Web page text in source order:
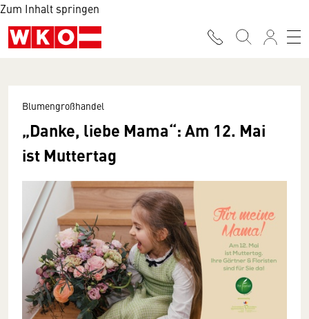
Zum Inhalt springen
Blumengroßhandel
„Danke, liebe Mama“: Am 12. Mai
ist Muttertag